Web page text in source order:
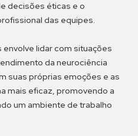
decisões éticas e o
das equipes.
lidar com situações
da neurociência
suas próprias emoções e as
mais eficaz, promovendo a
um ambiente de trabalho